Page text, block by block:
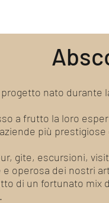
nato durante
a frutto la loro
più
gite, escursioni,
operosa dei nostri
di un fortunato mix